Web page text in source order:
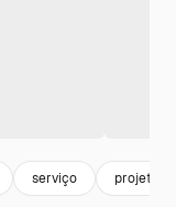
serviço projeto